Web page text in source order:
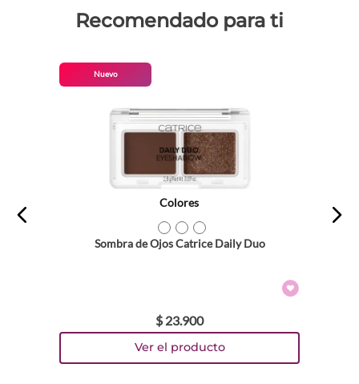
Recomendado para ti
Nuevo
Colores
Sombra de Ojos Catrice Daily Duo
$ 23.900